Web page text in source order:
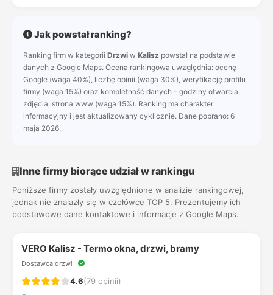
Jak powstał ranking?
Ranking firm w kategorii Drzwi w Kalisz powstał na podstawie
danych z Google Maps. Ocena rankingowa uwzględnia: ocenę
Google (waga 40%), liczbę opinii (waga 30%), weryfikację profilu
firmy (waga 15%) oraz kompletność danych - godziny otwarcia,
zdjęcia, strona www (waga 15%). Ranking ma charakter
informacyjny i jest aktualizowany cyklicznie. Dane pobrano: 6
maja 2026.
Inne firmy biorące udział w rankingu
Poniższe firmy zostały uwzględnione w analizie rankingowej,
jednak nie znalazły się w czołówce TOP 5. Prezentujemy ich
podstawowe dane kontaktowe i informacje z Google Maps.
VERO Kalisz - Termo okna, drzwi, bramy
Dostawca drzwi
4.6(79 opinii)